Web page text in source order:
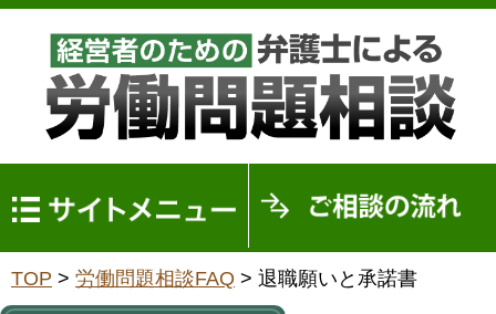
トップページ
TOP > 労働問題相談FAQ > 退職願いと承諾書